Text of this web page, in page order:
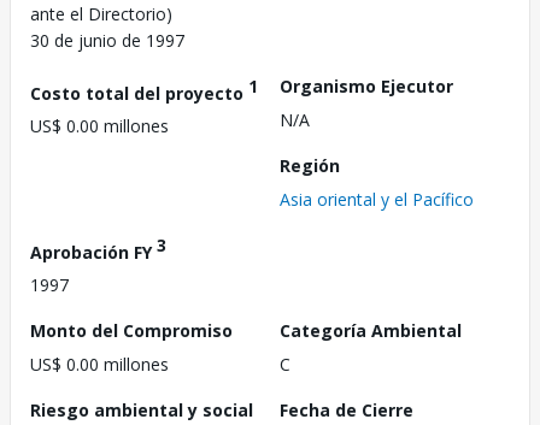
ante el Directorio)
30 de junio de 1997
Costo total del proyecto 1
US$ 0.00 millones
Organismo Ejecutor
N/A
Región
Asia oriental y el Pacífico
Aprobación FY3
1997
Monto del Compromiso
US$ 0.00 millones
Categoría Ambiental
C
Riesgo ambiental y social
Fecha de Cierre